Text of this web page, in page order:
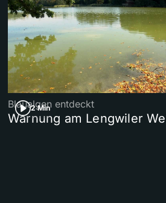
2 Min
Blaualgen entdeckt
Warnung am Lengwiler